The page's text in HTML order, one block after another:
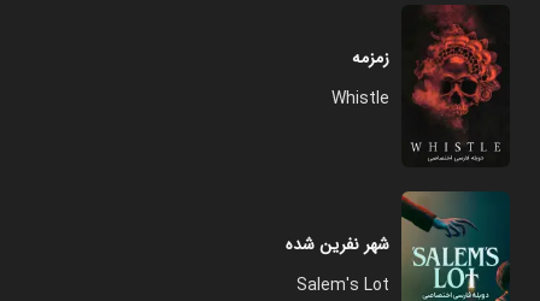
زمزمه
Whistle
شهر نفرین شده
Salem's Lot